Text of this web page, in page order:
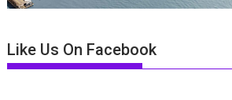
Like Us On Facebook